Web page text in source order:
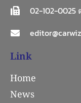
02-102-0025
Link
Home
News